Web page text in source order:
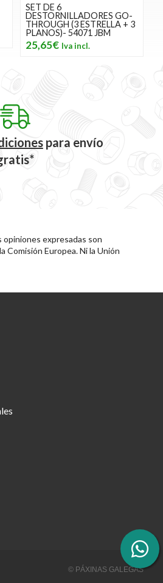
SET DE 6
DESTORNILLADORES GO-
THROUGH (3 ESTRELLA + 3
PLANOS)- 54071 JBM
25,65€
para envío
opiniones expresadas son
Comisión Europea. Ni la Unión
© PÁXINAS GALEGAS